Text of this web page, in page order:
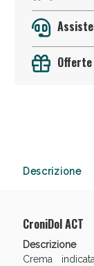
Offerte
Descrizione
CroniDol ACT
Descrizione
Crema